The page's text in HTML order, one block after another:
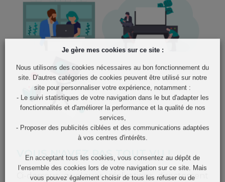
VOUS N'AVEZ PAS TOUT VU !
Ci-dessous quelques réalisations directement
Je gère mes cookies sur ce site :
Nous utilisons des cookies nécessaires au bon fonctionnement du
site. D'autres catégories de cookies peuvent être utilisé sur notre
site pour personnaliser votre expérience, notamment :
- Le suivi statistiques de votre navigation dans le but d'adapter les
fonctionnalités et d'améliorer la performance et la qualité de nos
services,
- Proposer des publicités ciblées et des communications adaptées
à vos centres d'intérêts.
En acceptant tous les cookies, vous consentez au dépôt de
l’ensemble des cookies lors de votre navigation sur ce site. Mais
vous pouvez également choisir de tous les refuser ou de